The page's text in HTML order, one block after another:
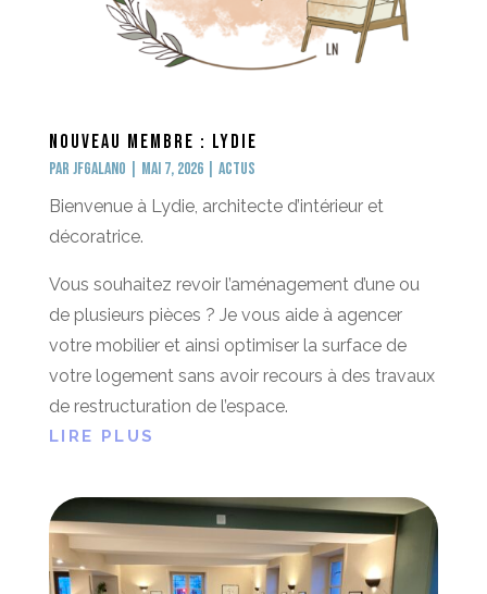
Nouveau membre : Lydie
par jfgalano Mai 7, 2026| Actus
Bienvenue à Lydie, architecte d’intérieur et
décoratrice.
Vous souhaitez revoir l’aménagement d’une ou
de plusieurs pièces ? Je vous aide à agencer
votre mobilier et ainsi optimiser la surface de
votre logement sans avoir recours à des travaux
de restructuration de l’espace.
LIRE PLUS